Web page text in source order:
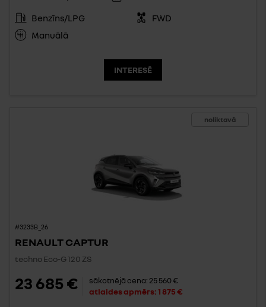
Benzīns/LPG
FWD
Manuālā
INTERESĒ
noliktavā
#3233B_26
RENAULT CAPTUR
techno Eco-G 120 ZS
23 685 € sākotnējā cena: 25 560 €
atlaides apmērs: 1 875 €